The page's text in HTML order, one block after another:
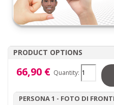
PRODUCT OPTIONS
66,90 € Quantity:
PERSONA 1 - FOTO DI